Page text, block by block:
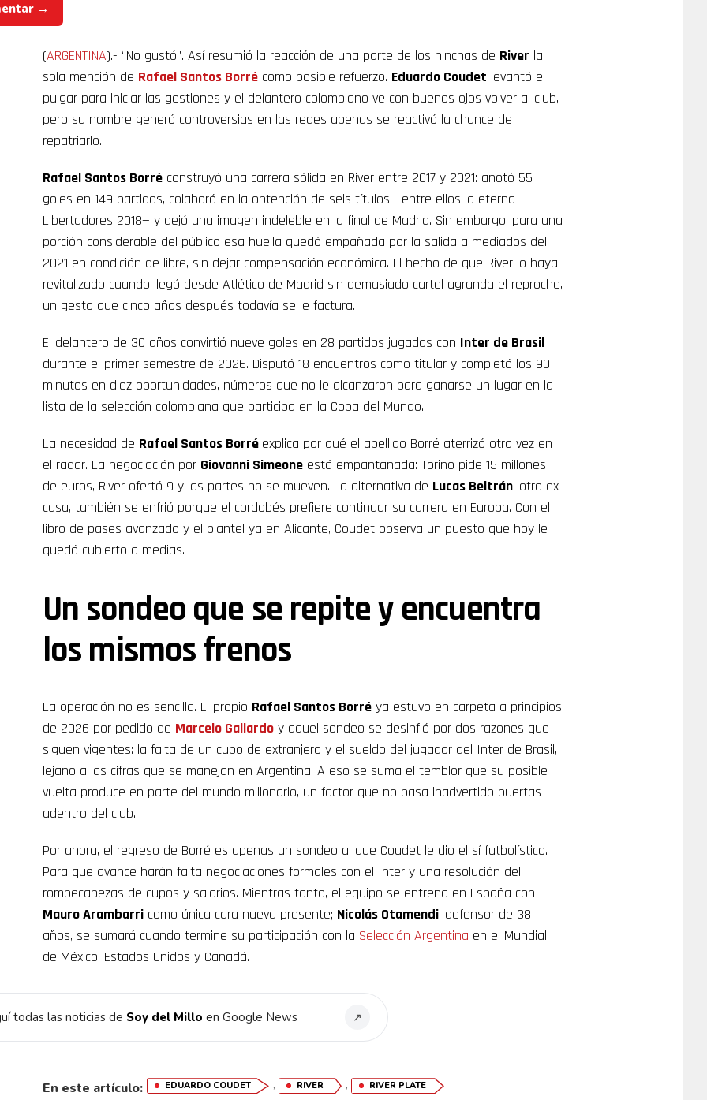
→
(ARGENTINA).- “No gustó”. Así resumió la reacción de una parte de los hinchas de River la
sola mención de Rafael Santos Borré como posible refuerzo. Eduardo Coudet levantó el
pulgar para iniciar las gestiones y el delantero colombiano ve con buenos ojos volver al club,
pero su nombre generó controversias en las redes apenas se reactivó la chance de
repatriarlo.
Rafael Santos Borré construyó una carrera sólida en River entre 2017 y 2021: anotó 55
goles en 149 partidos, colaboró en la obtención de seis títulos —entre ellos la eterna
Libertadores 2018— y dejó una imagen indeleble en la final de Madrid. Sin embargo, para una
porción considerable del público esa huella quedó empañada por la salida a mediados del
2021 en condición de libre, sin dejar compensación económica. El hecho de que River lo haya
revitalizado cuando llegó desde Atlético de Madrid sin demasiado cartel agranda el reproche,
un gesto que cinco años después todavía se le factura.
El delantero de 30 años convirtió nueve goles en 28 partidos jugados con Inter de Brasil
durante el primer semestre de 2026. Disputó 18 encuentros como titular y completó los 90
minutos en diez oportunidades, números que no le alcanzaron para ganarse un lugar en la
lista de la selección colombiana que participa en la Copa del Mundo.
La necesidad de Rafael Santos Borré explica por qué el apellido Borré aterrizó otra vez en
el radar. La negociación por Giovanni Simeone está empantanada: Torino pide 15 millones
de euros, River ofertó 9 y las partes no se mueven. La alternativa de Lucas Beltrán, otro ex
casa, también se enfrió porque el cordobés prefiere continuar su carrera en Europa. Con el
libro de pases avanzado y el plantel ya en Alicante, Coudet observa un puesto que hoy le
quedó cubierto a medias.
Un sondeo que se repite y encuentra
los mismos frenos
La operación no es sencilla. El propio Rafael Santos Borré ya estuvo en carpeta a principios
de 2026 por pedido de Marcelo Gallardo y aquel sondeo se desinfló por dos razones que
siguen vigentes: la falta de un cupo de extranjero y el sueldo del jugador del Inter de Brasil,
lejano a las cifras que se manejan en Argentina. A eso se suma el temblor que su posible
vuelta produce en parte del mundo millonario, un factor que no pasa inadvertido puertas
adentro del club.
Por ahora, el regreso de Borré es apenas un sondeo al que Coudet le dio el sí futbolístico.
Para que avance harán falta negociaciones formales con el Inter y una resolución del
rompecabezas de cupos y salarios. Mientras tanto, el equipo se entrena en España con
Mauro Arambarri como única cara nueva presente; Nicolás Otamendi, defensor de 38
años, se sumará cuando termine su participación con la Selección Argentina en el Mundial
de México, Estados Unidos y Canadá.
todas las noticias de Soy del Millo en Google News ↗
En este artículo: EDUARDO COUDET , RIVER , RIVER PLATE